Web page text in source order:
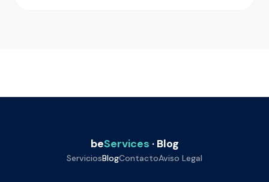
beServices · Blog
ServiciosBlogContactoAviso Legal